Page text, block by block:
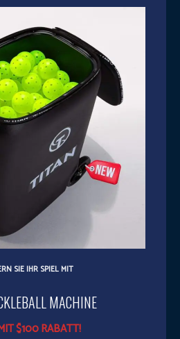
SIE IHR SPIEL MIT
MACHINE
$100 RABATT!